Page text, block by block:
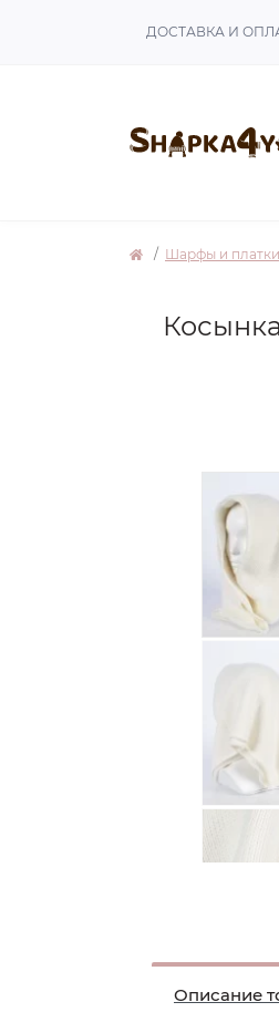
ДОСТАВКА И
Шарфы и платки
Описание